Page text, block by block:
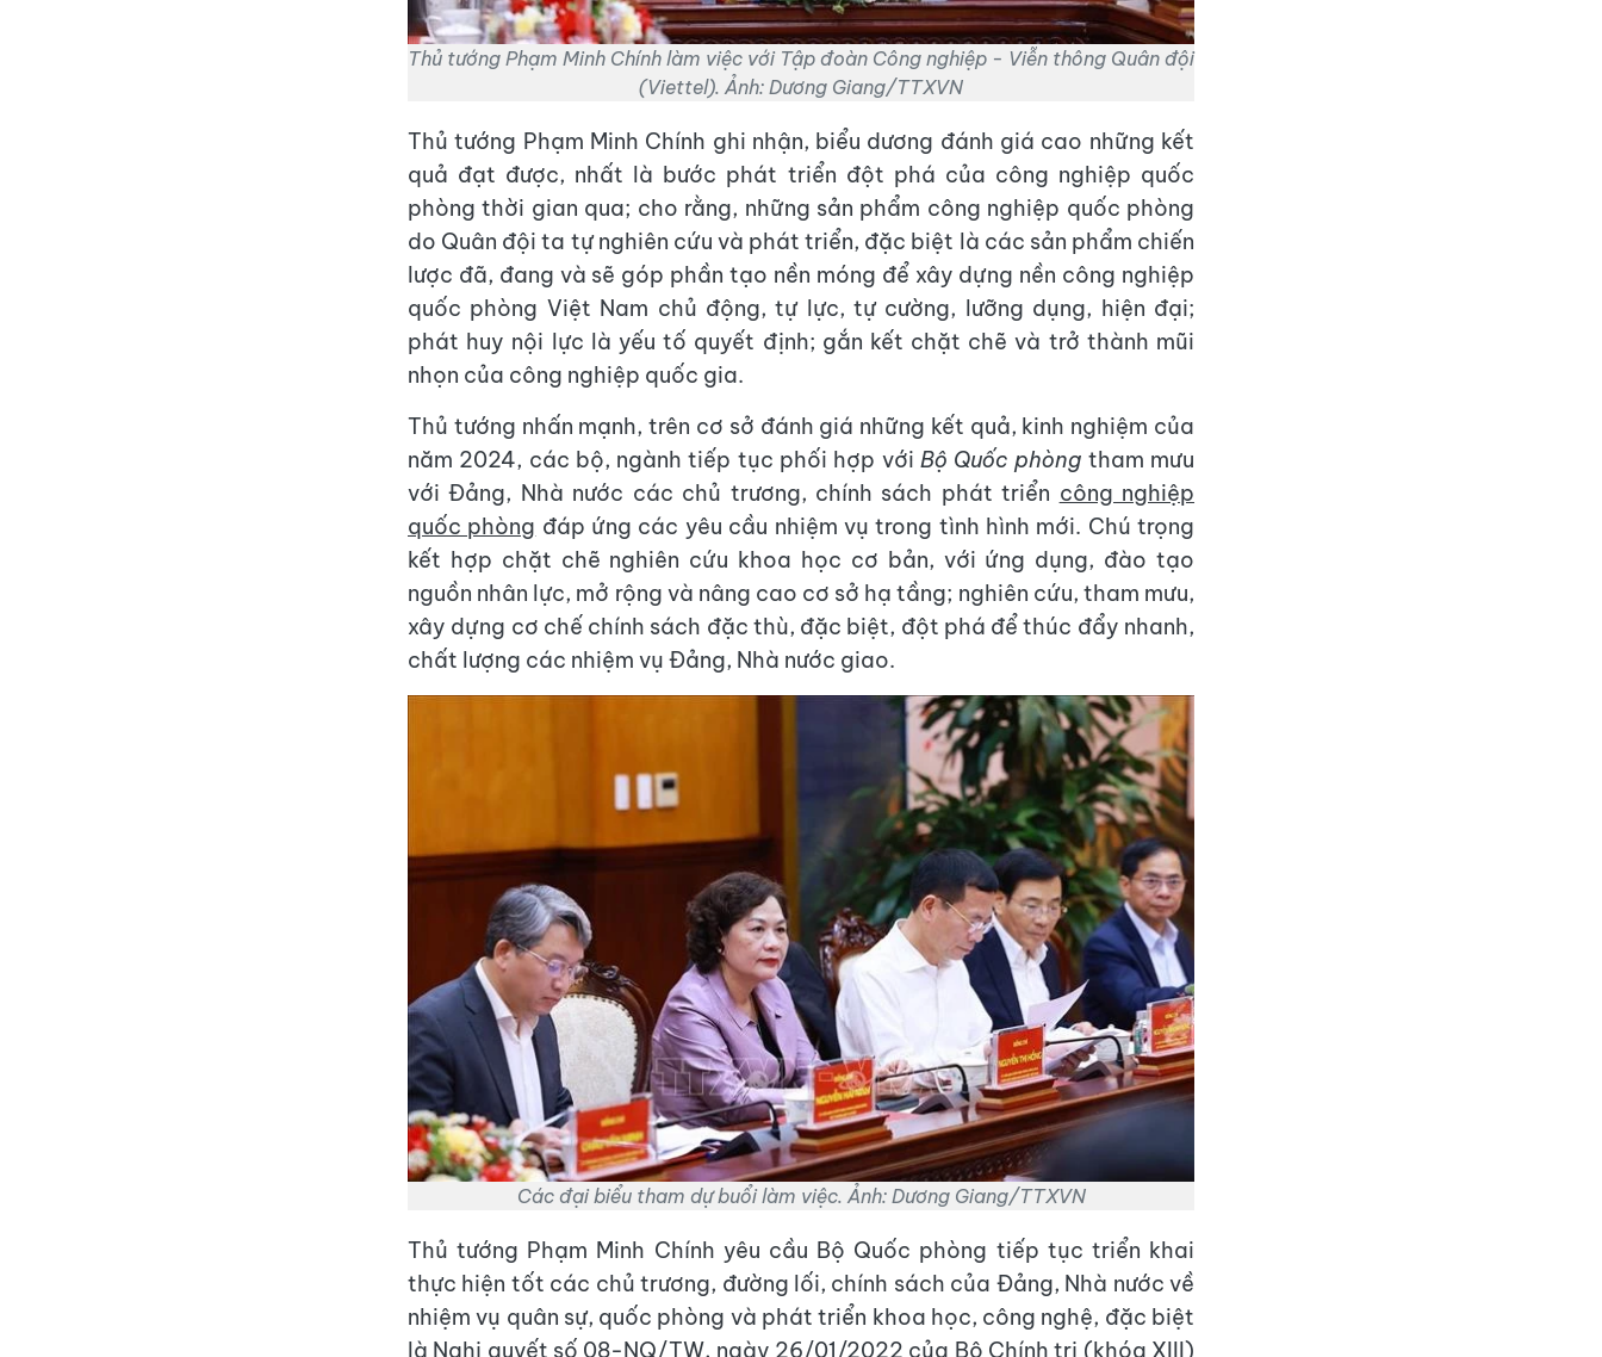
Thủ tướng Phạm Minh Chính làm việc với Tập đoàn Công nghiệp - Viễn thông Quân đội
(Viettel). Ảnh: Dương Giang/TTXVN
Thủ tướng Phạm Minh Chính ghi nhận, biểu dương đánh giá cao những kết
quả đạt được, nhất là bước phát triển đột phá của công nghiệp quốc
phòng thời gian qua; cho rằng, những sản phẩm công nghiệp quốc phòng
do Quân đội ta tự nghiên cứu và phát triển, đặc biệt là các sản phẩm chiến
lược đã, đang và sẽ góp phần tạo nền móng để xây dựng nền công nghiệp
quốc phòng Việt Nam chủ động, tự lực, tự cường, lưỡng dụng, hiện đại;
phát huy nội lực là yếu tố quyết định; gắn kết chặt chẽ và trở thành mũi
nhọn của công nghiệp quốc gia.
Thủ tướng nhấn mạnh, trên cơ sở đánh giá những kết quả, kinh nghiệm của
năm 2024, các bộ, ngành tiếp tục phối hợp với Bộ Quốc phòng tham mưu
với Đảng, Nhà nước các chủ trương, chính sách phát triển công nghiệp
quốc phòng đáp ứng các yêu cầu nhiệm vụ trong tình hình mới. Chú trọng
kết hợp chặt chẽ nghiên cứu khoa học cơ bản, với ứng dụng, đào tạo
nguồn nhân lực, mở rộng và nâng cao cơ sở hạ tầng; nghiên cứu, tham mưu,
xây dựng cơ chế chính sách đặc thù, đặc biệt, đột phá để thúc đẩy nhanh,
chất lượng các nhiệm vụ Đảng, Nhà nước giao.
Các đại biểu tham dự buổi làm việc. Ảnh: Dương Giang/TTXVN
Thủ tướng Phạm Minh Chính yêu cầu Bộ Quốc phòng tiếp tục triển khai
thực hiện tốt các chủ trương, đường lối, chính sách của Đảng, Nhà nước về
nhiệm vụ quân sự, quốc phòng và phát triển khoa học, công nghệ, đặc biệt
là Nghị quyết số 08-NQ/TW, ngày 26/01/2022 của Bộ Chính trị (khóa XIII)